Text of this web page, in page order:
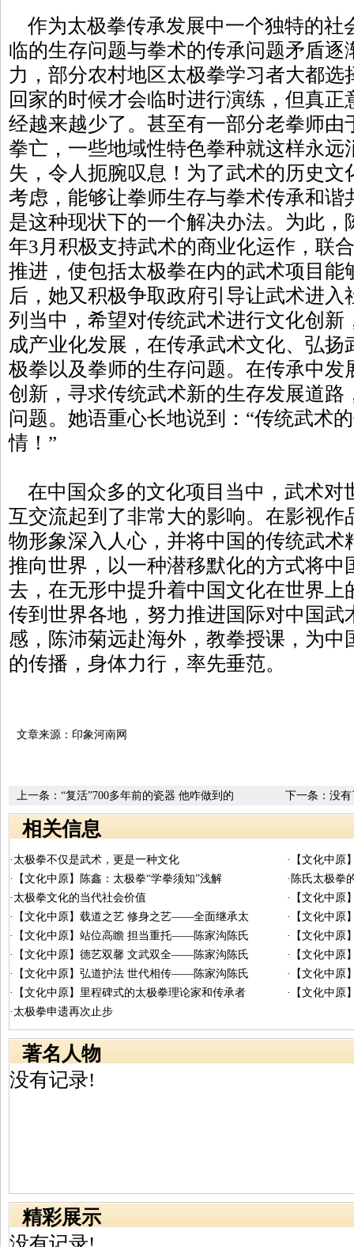
作为太极拳传承发展中一个独特的社
临的生存问题与拳术的传承问题矛盾逐
力，部分农村地区太极拳学习者大都
回家的时候才会临时进行演练，但真
经越来越少了。甚至有一部分老拳师由
拳亡，一些地域性特色拳种就这样永远
失，令人扼腕叹息！为了武术的历史文
考虑，能够让拳师生存与拳术传承和谐
是这种现状下的一个解决办法。为此，
年3月积极支持武术的商业化运作，联
推进，使包括太极拳在内的武术项目能
后，她又积极争取政府引导让武术进
列当中，希望对传统武术进行文化创新
成产业化发展，在传承武术文化、弘
极拳以及拳师的生存问题。在传承中发
创新，寻求传统武术新的生存发展道路
问题。她语重心长地说到：“传统武术
情！”
在中国众多的文化项目当中，武术对
互交流起到了非常大的影响。在影视作
物形象深入人心，并将中国的传统武术
推向世界，以一种潜移默化的方式将中
去，在无形中提升着中国文化在世界上
传到世界各地，努力推进国际对中国武
感，陈沛菊远赴海外，教拳授课，为中
的传播，身体力行，率先垂范。
文章来源：印象河南网
下一条：没有
上一条： “复活”700多年前的瓷器 他咋做到的
相关信息
·太极拳不仅是武术，更是一种文化
·【文化中原
·【文化中原】陈鑫：太极拳“学拳须知”浅解
·陈氏太极拳
·太极拳文化的当代社会价值
·【文化中原
·【文化中原】载道之艺 修身之艺——全面继承太
·【文化中原
·【文化中原】站位高瞻 担当重托——陈家沟陈氏
·【文化中
·【文化中原】德艺双馨 文武双全——陈家沟陈氏
·【文化中
·【文化中原】弘道护法 世代相传——陈家沟陈氏
·【文化中
·【文化中原】里程碑式的太极拳理论家和传承者
·【文化中原
·太极拳申遗再次止步
著名人物
没有记录!
精彩展示